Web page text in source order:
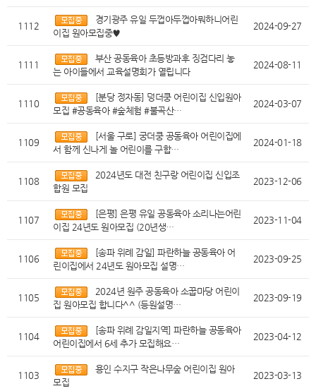
1112
경기광주 유일 두껍아두껍아뭐하니어린
이집 원아모집중♥
2024-09-27
1111
부산 공동육아 초등방과후 징검다리 놓
는 아이들에서 교육설명회가 열립니다
2024-08-11
1110
[분당 정자동] 덩더쿵 어린이집 신입원아
모집 #공동육아 #숲체험 #불곡산…
2024-03-07
1109
[서울 구로] 궁더쿵 공동육아 어린이집에
서 함께 신나게 놀 어린이를 구합…
2024-01-18
1108
2024년도 대전 친구랑 어린이집 신입조
합원 모집
2023-12-06
1107
[은평] 은평 유일 공동육아 소리나는어린
이집 24년도 원아모집 (20년생…
2023-11-04
1106
[송파 위례 감일] 파란하늘 공동육아 어
린이집에서 24년도 원아모집 설명…
2023-09-25
1105
2024년 원주 공동육아 소꿉마당 어린이
집 원아모집 합니다^^ (등원설명…
2023-09-19
1104
[송파 위례 감일지역] 파란하늘 공동육아
어린이집에서 6세 추가 모집해요…
2023-04-12
1103
용인 수지구 작은나무숲 어린이집 원아
모집
2023-03-13